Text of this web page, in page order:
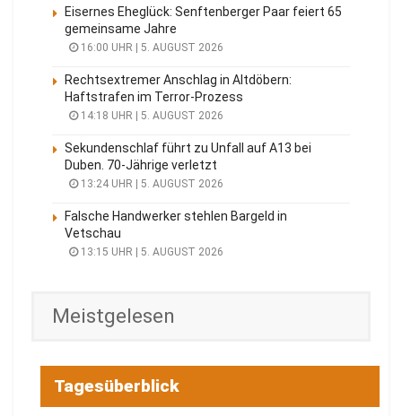
Eisernes Eheglück: Senftenberger Paar feiert 65
gemeinsame Jahre
16:00 UHR | 5. AUGUST 2026
Rechtsextremer Anschlag in Altdöbern:
Haftstrafen im Terror-Prozess
14:18 UHR | 5. AUGUST 2026
Sekundenschlaf führt zu Unfall auf A13 bei
Duben. 70-Jährige verletzt
13:24 UHR | 5. AUGUST 2026
Falsche Handwerker stehlen Bargeld in
Vetschau
13:15 UHR | 5. AUGUST 2026
Meistgelesen
Tagesüberblick